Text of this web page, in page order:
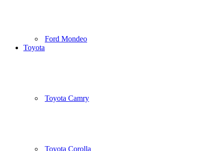
Ford Mondeo
Toyota
Toyota Camry
Toyota Corolla